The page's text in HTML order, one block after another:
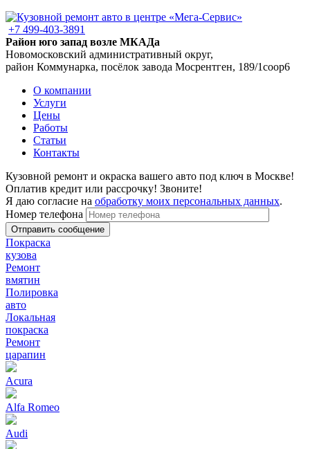
+7 499-403-3891
Район юго запад возле МКАДа
Новомосковский административный округ,
район Коммунарка, посёлок завода Мосрентген, 189/1соор6
О компании
Услуги
Цены
Работы
Статьи
Контакты
Кузовной ремонт и окраска вашего авто под ключ в Москве!
Оплатив кредит или рассрочку! Звоните!
Я даю согласие на обработку моих персональных данных.
Номер телефона
Покраска
кузова
Ремонт
вмятин
Полировка
авто
Локальная
покраска
Ремонт
царапин
Acura
Alfa Romeo
Audi